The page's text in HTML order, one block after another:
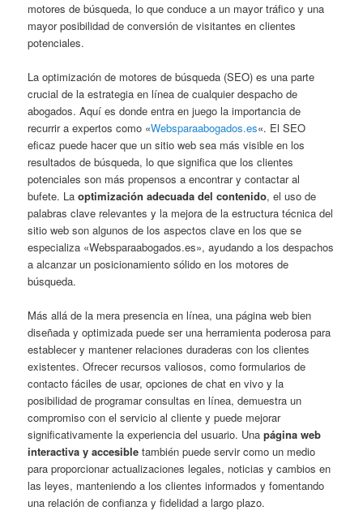
motores de búsqueda, lo que conduce a un mayor tráfico y una
mayor posibilidad de conversión de visitantes en clientes
potenciales.
La optimización de motores de búsqueda (SEO) es una parte
crucial de la estrategia en línea de cualquier despacho de
abogados. Aquí es donde entra en juego la importancia de
recurrir a expertos como «Websparaabogados.es«. El SEO
eficaz puede hacer que un sitio web sea más visible en los
resultados de búsqueda, lo que significa que los clientes
potenciales son más propensos a encontrar y contactar al
bufete. Laoptimización adecuada del contenido, el uso de
palabras clave relevantes y la mejora de la estructura técnica del
sitio web son algunos de los aspectos clave en los que se
especializa «Websparaabogados.es», ayudando a los despachos
a alcanzar un posicionamiento sólido en los motores de
búsqueda.
Más allá de la mera presencia en línea, una página web bien
diseñada y optimizada puede ser una herramienta poderosa para
establecer y mantener relaciones duraderas con los clientes
existentes. Ofrecer recursos valiosos, como formularios de
contacto fáciles de usar, opciones de chat en vivo y la
posibilidad de programar consultas en línea, demuestra un
compromiso con el servicio al cliente y puede mejorar
significativamente la experiencia del usuario. Unapágina web
interactiva y accesible también puede servir como un medio
para proporcionar actualizaciones legales, noticias y cambios en
las leyes, manteniendo a los clientes informados y fomentando
una relación de confianza y fidelidad a largo plazo.